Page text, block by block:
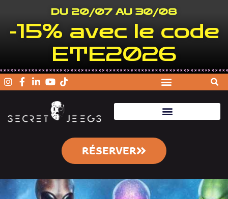
DU 20/07 AU 30/08
-15% avec le code
ETE2026
RÉSERVER